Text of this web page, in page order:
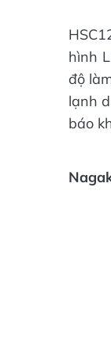
hình
độ
lạnh
báo